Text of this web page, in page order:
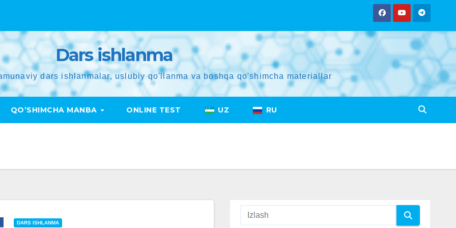
Dars ishlanma
dars ishlanmalar, uslubiy qo'llanma va boshqa qo'shimcha materiallar
QO’SHIMCHA MANBA ONLINE TEST UZ RU
DARS ISHLANMA